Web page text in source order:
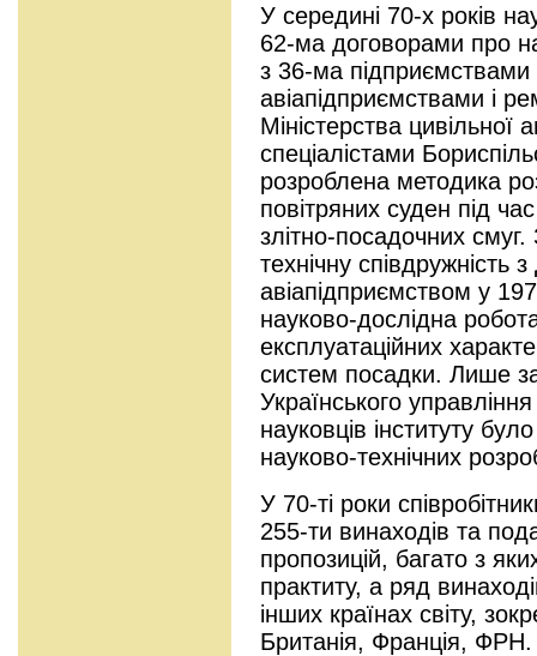
У середині 70-х років
62-ма договорами про
з 36-ма підприємствами
авіапідприємствами і
Міністерства цивільної
спеціалістами
розроблена методика
повітряних суден під
злітно-посадочних
технічну співдружність
авіапідприємством у
науково-дослідна
експлуатаційних
систем посадки. Лише
Українського управління
науковців інституту
науково-технічних
У 70-ті роки
255-ти винаходів та
пропозицій, багато з
практиту, а ряд
інших країнах світу,
Британія, Франція,